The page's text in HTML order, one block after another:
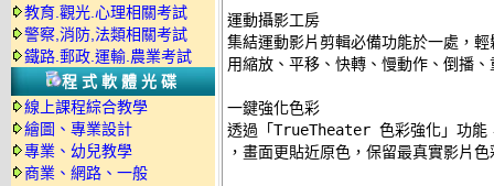
教育.觀光.心理相關考試
警察,消防,法類相關考試
鐵路.郵政.運輸.農業考試
程式軟體光碟
線上課程綜合教學
繪圖、專業設計
專業、幼兒教學
商業、網路、一般
運動攝影工房
集結運動影片剪輯必備功能於一處，
用縮放、平移、快轉、慢動作、倒播
一鍵強化色彩
透過「TrueTheater 色彩強化」功能
，畫面更貼近原色，保留最真實影片